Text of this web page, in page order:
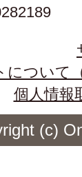
について
個人情報
(c)